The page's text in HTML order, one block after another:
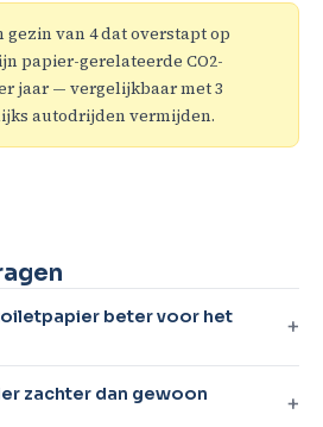
gezin van 4 dat overstapt op
papier-gerelateerde CO2-
jaar — vergelijkbaar met 3
autodrijden vermijden.
beter voor het
zachter dan gewoon